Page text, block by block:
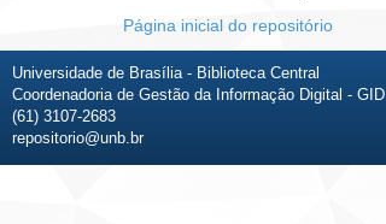
Página inicial do repositório
Universidade de Brasília - Biblioteca Central
Coordenadoria de Gestão da Informação Digital - GID
(61) 3107-2683
repositorio@unb.br